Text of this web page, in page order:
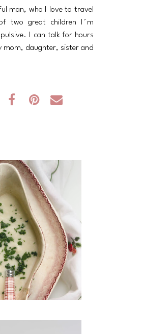
man, who I love to travel
two great children I´m
I can talk for hours
mom, daughter, sister and